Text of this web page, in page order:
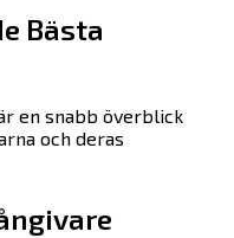
Bästa
en snabb överblick
och deras